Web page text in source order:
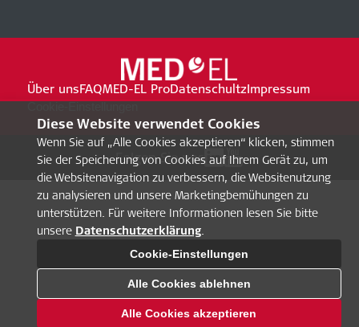
Über unsFAQMED-EL ProDatenschultzImpressum
Folgen Sie uns
Diese Website verwendet Cookies
Wenn Sie auf „Alle Cookies akzeptieren“ klicken, stimmen
Sie der Speicherung von Cookies auf Ihrem Gerät zu, um
die Websitenavigation zu verbessern, die Websitenutzung
zu analysieren und unsere Marketingbemühungen zu
unterstützen. Für weitere Informationen lesen Sie bitte
unsere Datenschutzerklärung.
Cookie-Einstellungen
Alle Cookies ablehnen
Alle Cookies akzeptieren